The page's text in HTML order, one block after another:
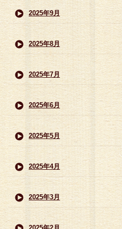
2025年9月
2025年8月
2025年7月
2025年6月
2025年5月
2025年4月
2025年3月